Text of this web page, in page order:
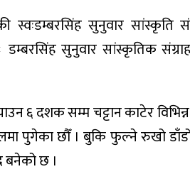
स्वःडम्बरसिंह सुनुवार सांस्कृति
सुनुवार सांस्कृतिक
६ दशक सम्म चट्टान काटेर
पुगेका छौँ । बुकि फुल्ने रुखो
बनेको छ ।